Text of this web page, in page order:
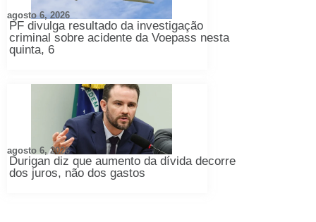
PF divulga resultado da investigação
criminal sobre acidente da Voepass nesta
quinta, 6
agosto 6, 2026
Durigan diz que aumento da dívida decorre
dos juros, não dos gastos
agosto 6, 2026